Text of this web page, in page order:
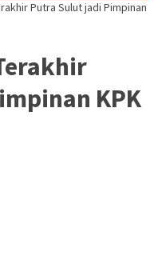
Putra Sulut jadi Pimpinan
KPK